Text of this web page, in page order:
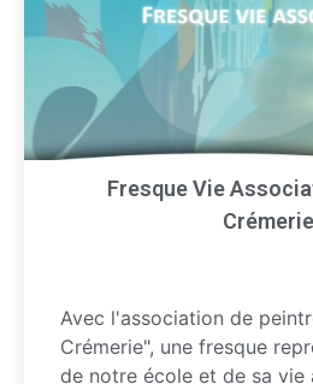
Fresque Vie
Crémerie
Avec l'association de
Crémerie", une fresque
de notre école et de sa vie